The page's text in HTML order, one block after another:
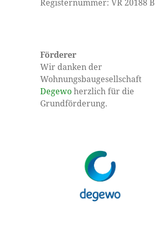
Registernummer: VR 20188 B
Förderer
Wir danken der
Wohnungsbaugesellschaft
Degewoherzlich für die
Grundförderung.